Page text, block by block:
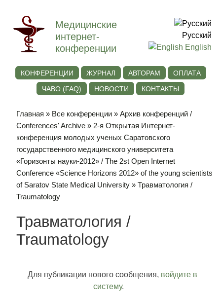
Медицинские
интернет-
конференции
Русский
English
КОНФЕРЕНЦИИ ЖУРНАЛ АВТОРАМ
ОПЛАТА
ЧАВО (FAQ)
НОВОСТИ КОНТАКТЫ
Главная » Все конференции »Архив конференций /
Conferences' Archive » 2-я Открытая Интернет-
конференция молодых ученых Саратовского
государственного медицинского университета
«Горизонты науки-2012» / The 2st Open Internet
Conference «Science Horizons 2012» of the young scientists
of Saratov State Medical University » Травматология /
Traumatology
Травматология /
Traumatology
Для публикации нового сообщения, войдите в
систему.